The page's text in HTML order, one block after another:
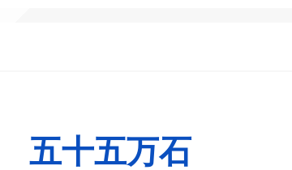
五十五万石